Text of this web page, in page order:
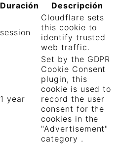
Duración Descripción
session
Cloudflare sets
this cookie to
identify trusted
web traffic.
1 year
Set by the GDPR
Cookie Consent
plugin, this
cookie is used to
record the user
consent for the
cookies in the
"Advertisement"
category .